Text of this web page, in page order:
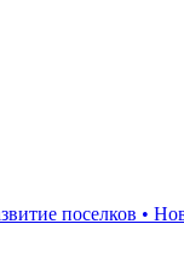
поселков •